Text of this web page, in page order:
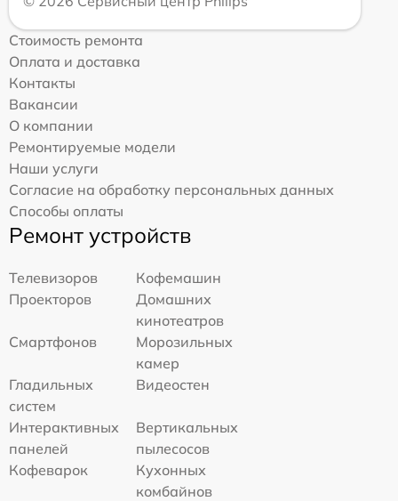
Стоимость ремонта
Оплата и доставка
Контакты
Вакансии
О компании
Ремонтируемые модели
Наши услуги
Согласие на обработку персональных данных
Способы оплаты
Ремонт устройств
Телевизоров
Кофемашин
Проекторов
Домашних
кинотеатров
Смартфонов
Морозильных
камер
Гладильных
систем
Видеостен
Интерактивных
панелей
Вертикальных
пылесосов
Кофеварок
Кухонных
комбайнов